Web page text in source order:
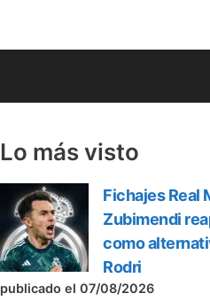
Lo más visto
Fichajes Real
Zubimendi
como
Rodri
publicado el 07/08/2026